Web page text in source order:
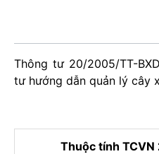
Thông tư 20/2005/TT-
tư hướng dẫn quản lý cây
Thuộc tính